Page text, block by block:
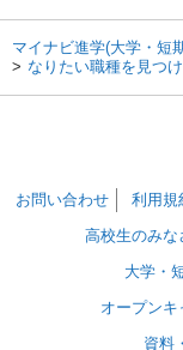
マイナビ進学(大学・短
なりたい職種を見つ
お問い合わせ 利用規
高校生のみな
大学・
オープンキ
資料